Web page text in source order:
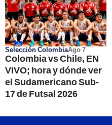
Selección ColombiaAgo 7
Colombia vs Chile, EN
VIVO; hora y dónde ver
el Sudamericano Sub-
17 de Futsal 2026